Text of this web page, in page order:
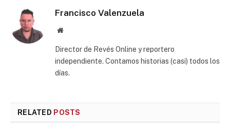
Francisco Valenzuela
Website
Director de Revés Online y reportero
independiente. Contamos historias (casi) todos los
días.
RELATED POSTS